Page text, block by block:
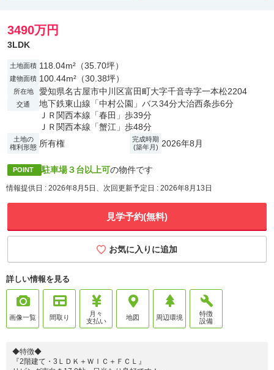
3490万円
3LDK
土地面積 118.04m²（35.70坪）
建物面積 100.44m²（30.38坪）
所在地 愛知県名古屋市中川区富田町大字千音寺字一本松2204
交通
地下鉄東山線「中村公園」バス34分大治西条歩6分
ＪＲ関西本線「春田」歩39分
ＪＲ関西本線「蟹江」歩48分
土地の
権利形態 所有権
完成時期
(築年月) 2026年8月
POINT 駐車場３台以上可の物件です
情報提供日 : 2026年8月5日、次回更新予定日 : 2026年8月13日
見学予約(無料)
お気に入りに追加
詳しい情報を見る
画像一覧 間取り
月々
支払い
地図 周辺環境
特徴
設備
◆特徴◆
『2階建て・3ＬＤＫ＋ＷＩＣ＋ＦＣＬ』